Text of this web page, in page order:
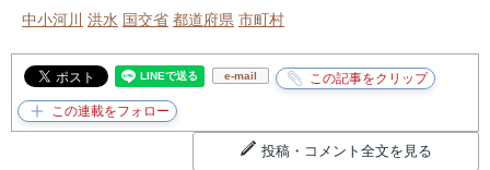
中小河川 洪水 国交省 都道府県 市町村
e-mail
投稿・コメント全文を見る